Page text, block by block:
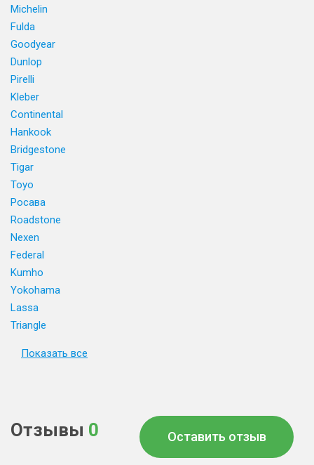
Michelin
Fulda
Goodyear
Dunlop
Pirelli
Kleber
Continental
Hankook
Bridgestone
Tigar
Toyo
Росава
Roadstone
Nexen
Federal
Kumho
Yokohama
Lassa
Triangle
Показать все
Отзывы 0 Оставить отзыв